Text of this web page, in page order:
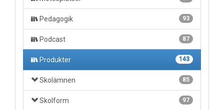
93
Pedagogik
87
Podcast
143
Produkter
85
Skolämnen
97
Skolform